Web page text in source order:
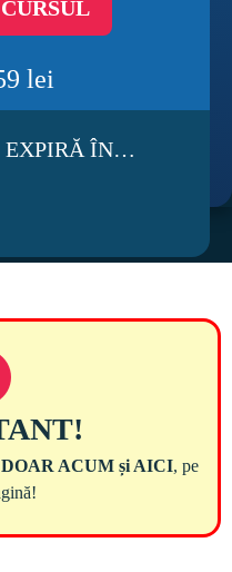
lei
EXPIRĂ ÎN…
DOAR ACUM și AICI, pe